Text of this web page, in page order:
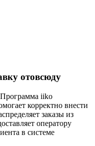
отовсюду
iiko
корректно внести
заказы из
оператору
в системе